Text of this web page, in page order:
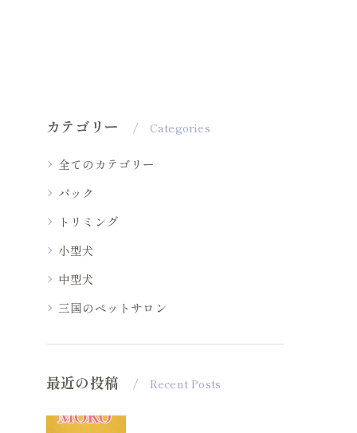
カテゴリー Categories
全てのカテゴリー
パック
トリミング
小型犬
中型犬
三国のペットサロン
最近の投稿 Recent Posts